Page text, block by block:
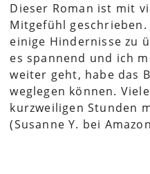
Dieser Roman ist mit
Mitgefühl geschrieben.
einige Hindernisse zu
es spannend und ich
weiter geht, habe das
weglegen können.
kurzweiligen Stunden
(Susanne Y. bei